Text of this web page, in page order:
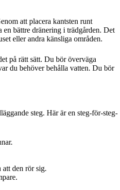
att placera kantsten runt
bättre dränering i trädgården. Det
eller andra känsliga områden.
på rätt sätt. Du bör överväga
du behöver behålla vatten. Du bör
steg. Här är en steg-för-steg-
att den rör sig.